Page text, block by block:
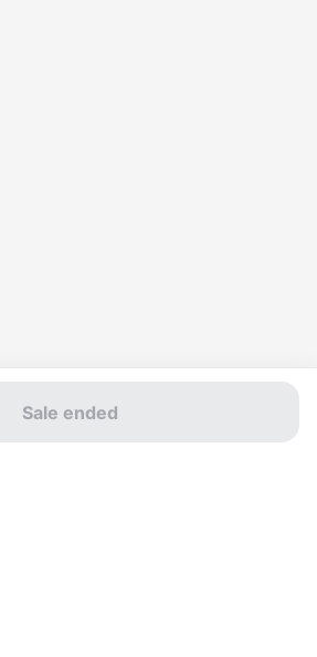
Sale ended